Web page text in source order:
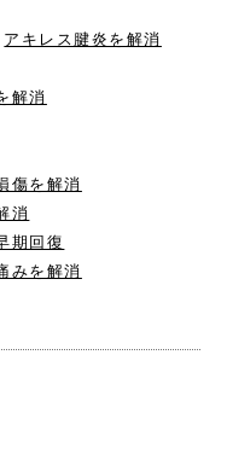
アキレス腱炎を解消
解消
傷を解消
消
期回復
みを解消